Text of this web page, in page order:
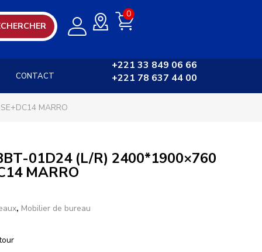
0
CONTACT
+221 33 849 06 66
+221 78 637 44 00
MARRO
01D24 (L/R) 2400*1900×760
MARRO
, Mobilier de bureau